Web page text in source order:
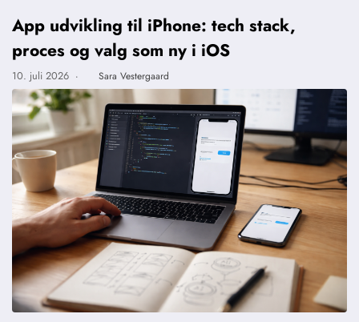
App udvikling til iPhone: tech stack,
proces og valg som ny i iOS
10. juli 2026 · Sara Vestergaard